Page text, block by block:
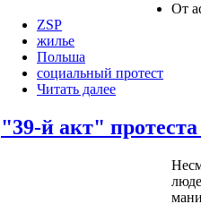
От
ZSP
жилье
Польша
социальный протест
Читать далее
"39-й акт"